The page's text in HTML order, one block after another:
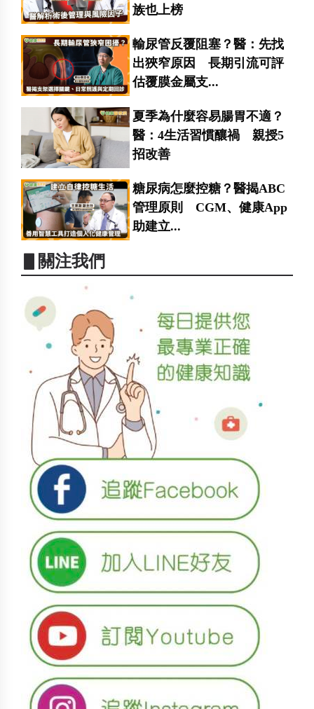
族也上榜
輸尿管反覆阻塞？醫：先找
出狹窄原因 長期引流可評
估覆膜金屬支...
夏季為什麼容易腸胃不適？
醫：4生活習慣釀禍 親授5
招改善
糖尿病怎麼控糖？醫揭ABC
管理原則 CGM、健康App
助建立...
▋關注我們